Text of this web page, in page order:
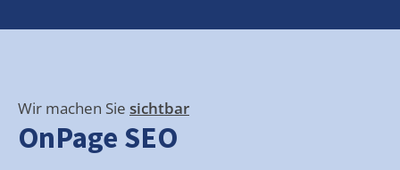
Wir machen Sie sichtbar
OnPage SEO